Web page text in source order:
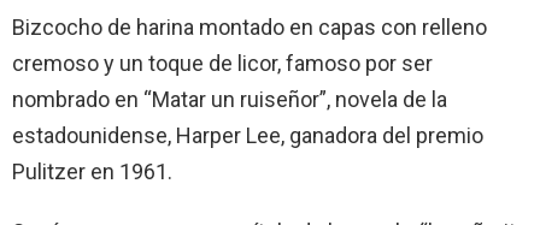
Bizcocho de harina montado en capas con relleno
cremoso y un toque de licor, famoso por ser
nombrado en “Matar un ruiseñor”, novela de la
estadounidense, Harper Lee, ganadora del premio
Pulitzer en 1961.